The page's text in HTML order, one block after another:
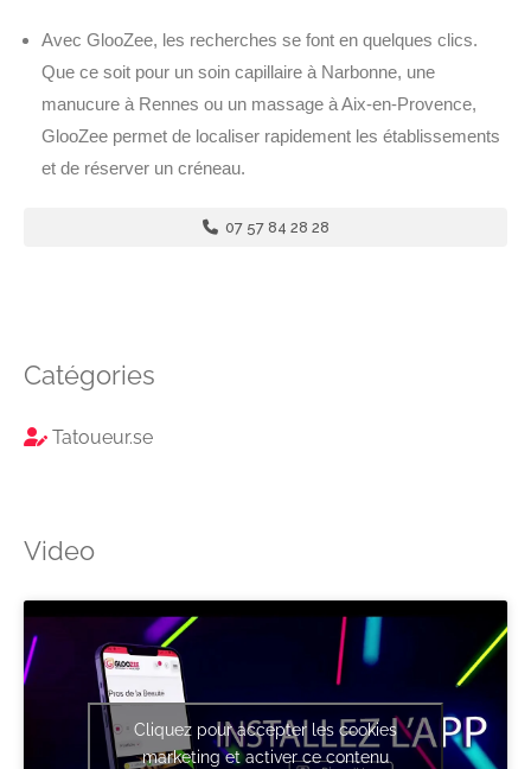
Avec GlooZee, les recherches se font en quelques clics.
Que ce soit pour un soin capillaire à Narbonne, une
manucure à Rennes ou un massage à Aix-en-Provence,
GlooZee permet de localiser rapidement les établissements
et de réserver un créneau.
07 57 84 28 28
Catégories
Tatoueur.se
Video
Cliquez pour accepter les cookies
marketing et activer ce contenu